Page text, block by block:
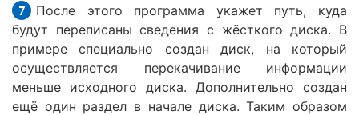
После этого программа укажет путь, куда
будут переписаны сведения с жёсткого диска. В
примере специально создан диск, на который
осуществляется перекачивание информации
меньше исходного диска. Дополнительно создан
ещё один раздел в начале диска. Таким образом